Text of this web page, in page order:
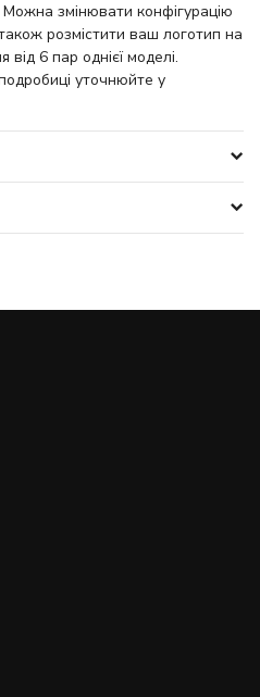
Можна змінювати конфігурацію
розмістити ваш логотип на
від 6 пар однієї моделі.
уточнюйте у